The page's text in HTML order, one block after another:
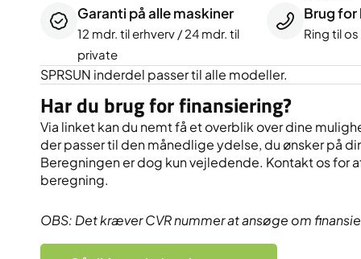
Garanti på alle maskiner
12 mdr. til erhverv / 24 mdr. til
private
Brug
Ring til
SPRSUN inderdel passer til alle modeller.
Har du brug for finansiering?
Via linket kan du nemt få et overblik over dine
der passer til den månedlige ydelse, du ønsker på
Beregningen er dog kun vejledende. Kontakt os for
beregning.
OBS: Det kræver CVR nummer at ansøge om